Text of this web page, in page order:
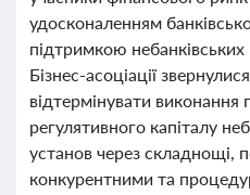
удосконаленням
підтримкою
Бізнес-асоціації
відтермінувати
регулятивного капіталу
установ через складнощі,
конкурентними та